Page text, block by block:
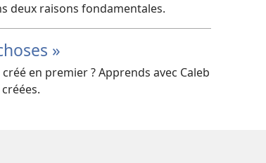
deux raisons fondamentales.
»
en premier ? Apprends avec Caleb